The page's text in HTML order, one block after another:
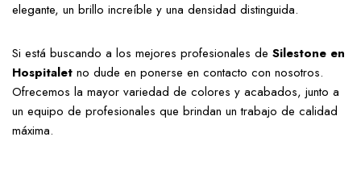
elegante, un brillo increíble y una densidad distinguida.
Si está buscando a los mejores profesionales de Silestone en
Hospitalet no dude en ponerse en contacto con nosotros.
Ofrecemos la mayor variedad de colores y acabados, junto a
un equipo de profesionales que brindan un trabajo de calidad
máxima.